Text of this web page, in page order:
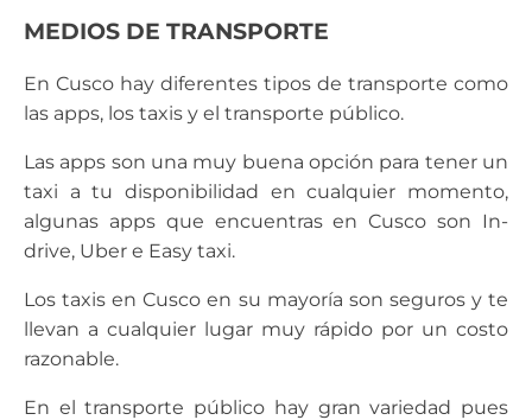
MEDIOS DE TRANSPORTE
En Cusco hay diferentes tipos de transporte como
las apps, los taxis y el transporte público.
Las apps son una muy buena opción para tener un
taxi a tu disponibilidad en cualquier momento,
algunas apps que encuentras en Cusco son In-
drive, Uber e Easy taxi.
Los taxis en Cusco en su mayoría son seguros y te
llevan a cualquier lugar muy rápido por un costo
razonable.
En el transporte público hay gran variedad pues